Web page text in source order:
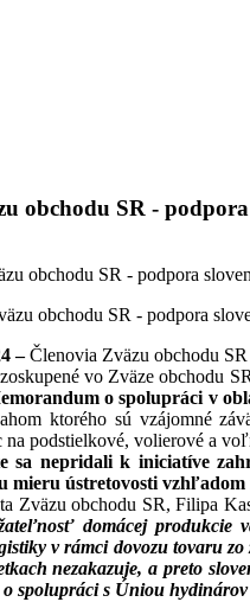
obchodu SR -
obchodu SR - podpora
–Členovia Zväzu obchodu
vo Zväze obchodu
o spolupráci v
ktorého sú vzájomné
podstielkové, volierové a
sa nepridali k iniciatíve
mieru ústretovosti
Zväzu obchodu SR, Filipa
domácej produkcie
v rámci dovozu tovaru
nezakazuje, a preto
spolupráci s Úniou